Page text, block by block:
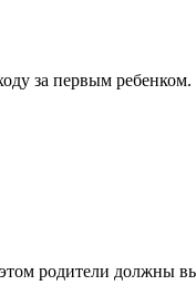
за первым
родители должны